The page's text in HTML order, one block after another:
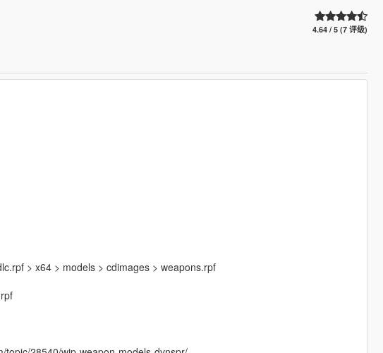
4.64 / 5 (7 评级)
> x64 > models > cdimages > weapons.rpf